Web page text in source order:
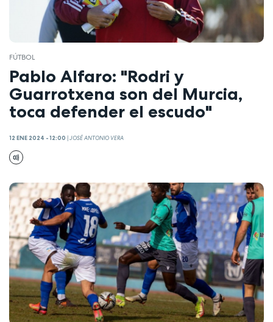
FÚTBOL
Pablo Alfaro: "Rodri y
Guarrotxena son del Murcia,
toca defender el escudo"
12 ENE 2024 - 12:00 |JOSÉ ANTONIO VERA